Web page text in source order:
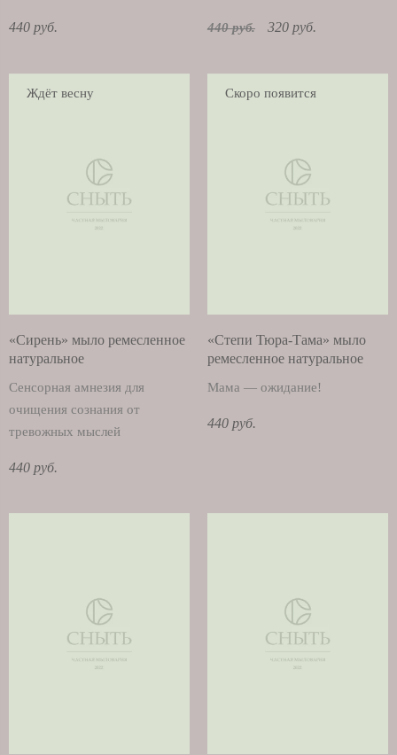
440 руб. 440 руб. 320 руб.
Ждёт весну
«Сирень» мыло ремесленное
натуральное
Сенсорная амнезия для
очищения сознания от
тревожных мыслей
440 руб.
Скоро появится
«Степи Тюра-Тама» мыло
ремесленное натуральное
Мама — ожидание!
440 руб.